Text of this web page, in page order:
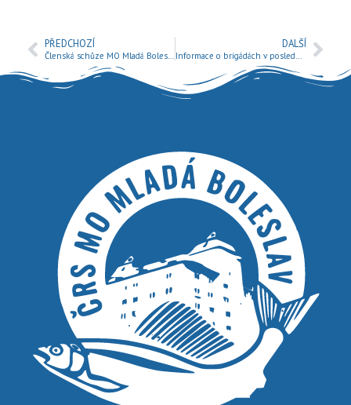
PŘEDCHOZÍ
Členská schůze MO Mladá Boleslav 2025
DALŠÍ
Informace o brigádách v posledním roce volebního období 2025